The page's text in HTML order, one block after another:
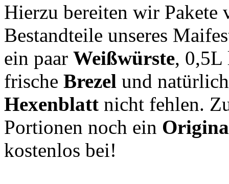
Hierzu bereiten wir Pakete
Bestandteile unseres
ein paar Weißwürste, 0,5L
frische Brezel und
Hexenblatt nicht fehlen.
Portionen noch ein
kostenlos bei!